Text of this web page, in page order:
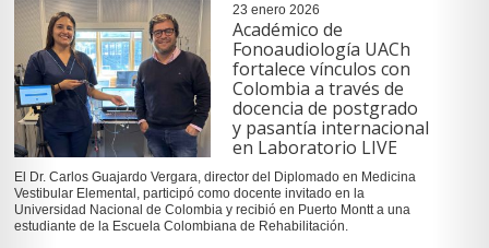
23 enero 2026
Académico de
Fonoaudiología UACh
fortalece vínculos con
Colombia a través de
docencia de postgrado
y pasantía internacional
en Laboratorio LIVE
El Dr. Carlos Guajardo Vergara, director del Diplomado en Medicina
Vestibular Elemental, participó como docente invitado en la
Universidad Nacional de Colombia y recibió en Puerto Montt a una
estudiante de la Escuela Colombiana de Rehabilitación.